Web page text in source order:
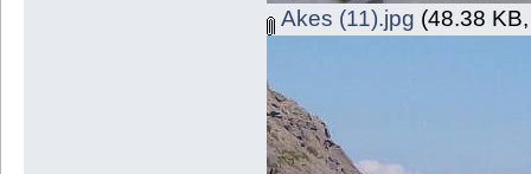
Akes (11).jpg (48.38